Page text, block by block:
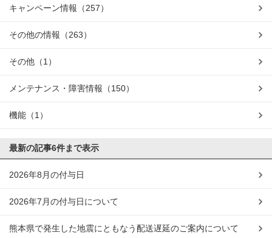
キャンペーン情報 （257）
その他の情報 （263）
その他 （1）
メンテナンス・障害情報 （150）
機能 （1）
最新の記事6件まで表示
2026年8月の付与日
2026年7月の付与日について
熊本県で発生した地震にともなう配送遅延のご案内について